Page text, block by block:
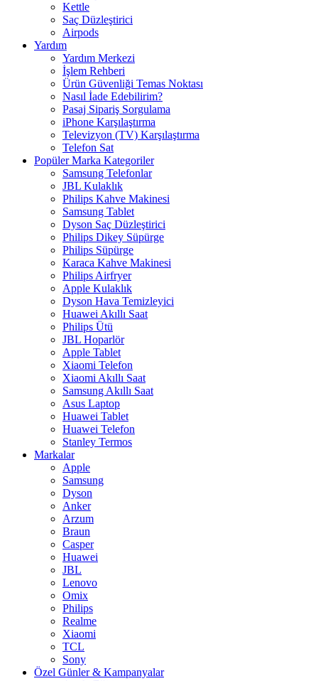
Kettle
Saç Düzleştirici
Airpods
Yardım
Yardım Merkezi
İşlem Rehberi
Ürün Güvenliği Temas Noktası
Nasıl İade Edebilirim?
Pasaj Sipariş Sorgulama
iPhone Karşılaştırma
Televizyon (TV) Karşılaştırma
Telefon Sat
Popüler Marka Kategoriler
Samsung Telefonlar
JBL Kulaklık
Philips Kahve Makinesi
Samsung Tablet
Dyson Saç Düzleştirici
Philips Dikey Süpürge
Philips Süpürge
Karaca Kahve Makinesi
Philips Airfryer
Apple Kulaklık
Dyson Hava Temizleyici
Huawei Akıllı Saat
Philips Ütü
JBL Hoparlör
Apple Tablet
Xiaomi Telefon
Xiaomi Akıllı Saat
Samsung Akıllı Saat
Asus Laptop
Huawei Tablet
Huawei Telefon
Stanley Termos
Markalar
Apple
Samsung
Dyson
Anker
Arzum
Braun
Casper
Huawei
JBL
Lenovo
Omix
Philips
Realme
Xiaomi
TCL
Sony
Özel Günler & Kampanyalar